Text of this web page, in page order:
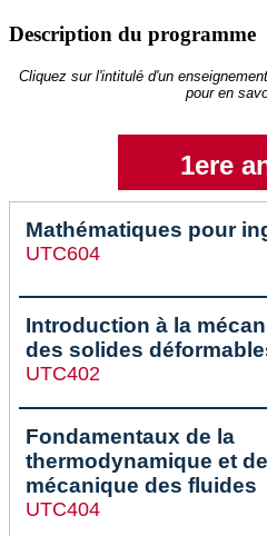
Description du programme
Cliquez sur l'intitulé d'un
pour en
1ere
Mathématiques pour
UTC604
Introduction à la
des solides
UTC402
Fondamentaux de la
thermodynamique et
mécanique des fluides
UTC404